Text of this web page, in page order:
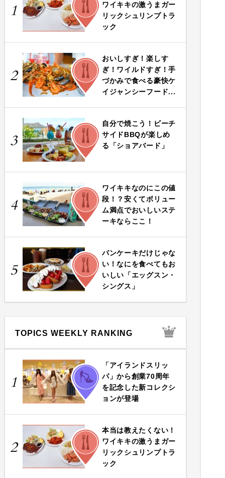
1
ワイキキの激うまガー
リックシュリンプトラ
ック
2
FOOD
おいしすぎ！楽しす
ぎ！ワイルドすぎ！手
づかみで食べる豪快ケ
イジャンシーフード...
3
FOOD
自分で焼こう！ビーチ
サイドBBQが楽しめ
る「ショアバード」
4
FOOD
ワイキキなのにこの値
段！？安くてボリュー
ム満点でおいしいステ
ーキならここ！
5
FOOD
パンケーキだけじゃな
い！なにを食べてもお
いしい「エッグスン・
シングス」
TOPICS WEEKLY RANKING
1
FASHION
「アイランドスリッ
パ」から創業70周年
を記念した新コレクシ
ョンが登場
2
FOOD
本当は教えたくない！
ワイキキの激うまガー
リックシュリンプトラ
ック